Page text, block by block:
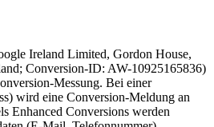
Ireland Limited, Gordon House,
Conversion-ID: AW-10925165836)
Messung. Bei einer
wird eine Conversion-Meldung an
Enhanced Conversions werden